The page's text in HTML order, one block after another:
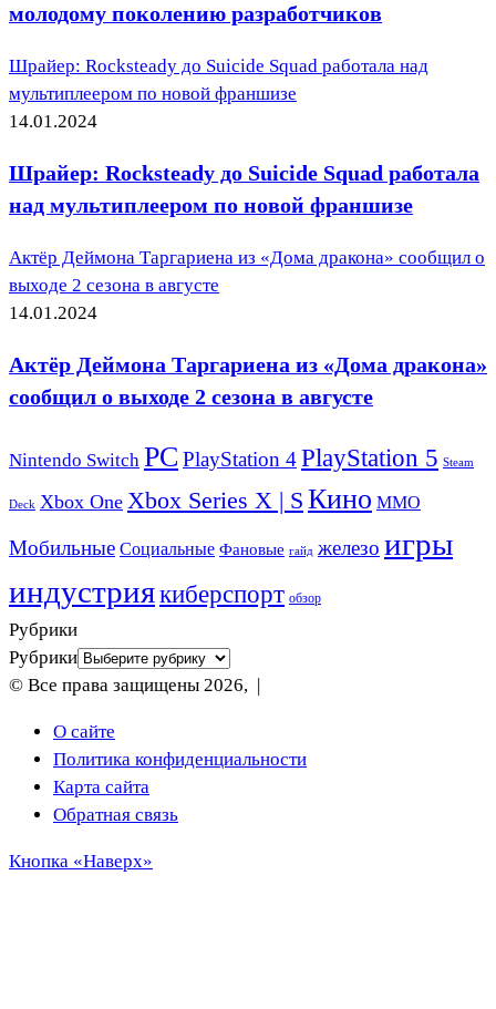
молодому поколению разработчиков
Шрайер: Rocksteady до Suicide Squad работала над
мультиплеером по новой франшизе
14.01.2024
Шрайер: Rocksteady до Suicide Squad работала
над мультиплеером по новой франшизе
Актёр Деймона Таргариена из «Дома дракона» сообщил о
выходе 2 сезона в августе
14.01.2024
Актёр Деймона Таргариена из «Дома дракона»
сообщил о выходе 2 сезона в августе
Nintendo Switch PC PlayStation 4PlayStation 5 Steam
Deck Xbox One Xbox Series X | S Кино ММО
Мобильные Социальные Фановые гайд железо игры
индустриякиберспорт обзор
Рубрики
Рубрики
© Все права защищены 2026, |
О сайте
Политика конфиденциальности
Карта сайта
Обратная связь
Кнопка «Наверх»